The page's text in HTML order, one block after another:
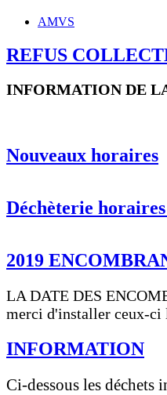
AMVS
REFUS
INFORMATION DE
Nouveaux horaires
Déchèterie
2019
LA DATE DES
merci d'installer ceux-ci
INFORMATION
Ci-dessous les déchets